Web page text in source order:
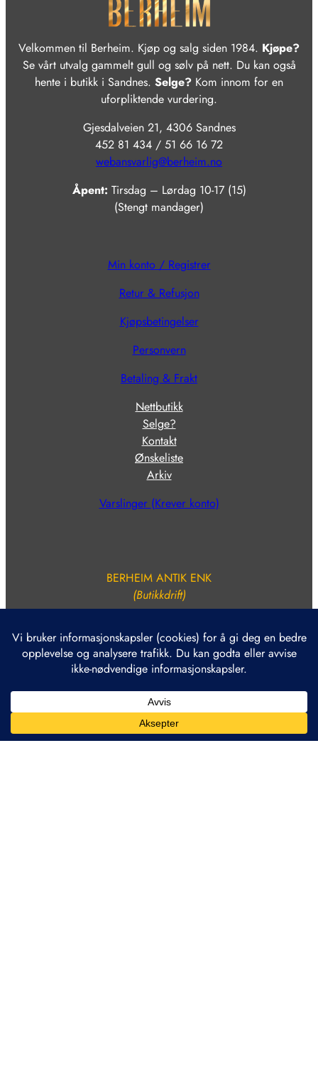
Velkommen til Berheim. Kjøp og salg siden 1984. Kjøpe?
Se vårt utvalg gammelt gull og sølv på nett. Du kan også
hente i butikk i Sandnes. Selge? Kom innom for en
uforpliktende vurdering.
Gjesdalveien 21, 4306 Sandnes
452 81 434 / 51 66 16 72
webansvarlig@berheim.no
Åpent: Tirsdag – Lørdag 10-17 (15)
(Stengt mandager)
Min konto / Registrer
Retur & Refusjon
Kjøpsbetingelser
Personvern
Betaling & Frakt
Nettbutikk
Selge?
Kontakt
Ønskeliste
Arkiv
Varslinger (Krever konto)
BERHEIM ANTIK ENK
(Butikkdrift)
Kontonr. 1503 85 63812
E. BERHEIM AS
Org.nr. NO 937 578 261